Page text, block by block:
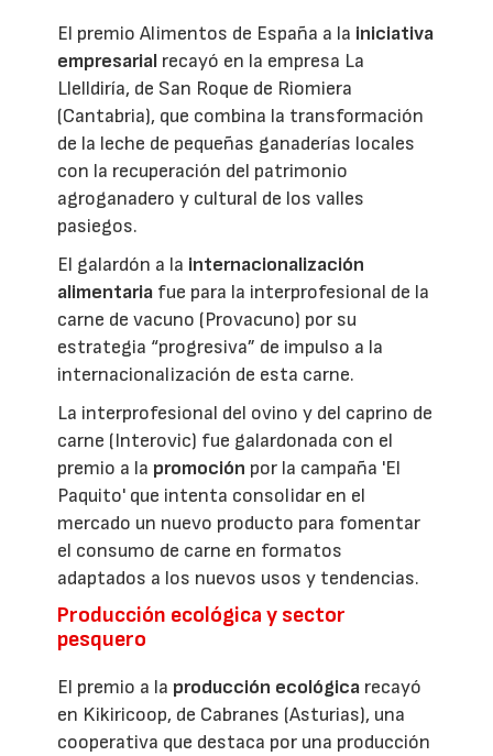
El premio Alimentos de España a la iniciativa
empresarial recayó en la empresa La
Llelldiría, de San Roque de Riomiera
(Cantabria), que combina la transformación
de la leche de pequeñas ganaderías locales
con la recuperación del patrimonio
agroganadero y cultural de los valles
pasiegos.
El galardón a la internacionalización
alimentaria fue para la interprofesional de la
carne de vacuno (Provacuno) por su
estrategia “progresiva” de impulso a la
internacionalización de esta carne.
La interprofesional del ovino y del caprino de
carne (Interovic) fue galardonada con el
premio a la promoción por la campaña 'El
Paquito' que intenta consolidar en el
mercado un nuevo producto para fomentar
el consumo de carne en formatos
adaptados a los nuevos usos y tendencias.
Producción ecológica y sector
pesquero
El premio a la producción ecológica recayó
en Kikiricoop, de Cabranes (Asturias), una
cooperativa que destaca por una producción